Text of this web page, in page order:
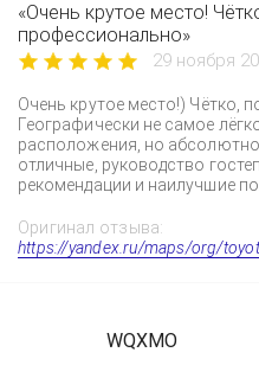
«Очень крутое место!
профессионально»
29 ноября
Очень крутое место!) Чётко,
Географически не самое
расположения, но
отличные, руководство
рекомендации и наилучшие
Оригинал отзыва:
https://yandex.ru/maps/org/
WQXMO